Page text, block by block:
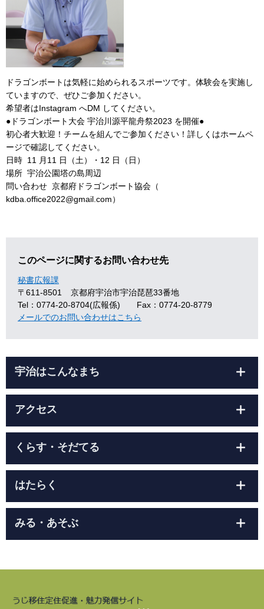
ドラゴンボートは気軽に始められるスポーツです。体験会を実施し
ていますので、ぜひご参加ください。
希望者はInstagram へDM してください。
●ドラゴンボート大会 宇治川源平龍舟祭2023 を開催●
初心者大歓迎！チームを組んでご参加ください！詳しくはホームペ
ージで確認してください。
日時 11 月11 日（土）・12 日（日）
場所 宇治公園塔の島周辺
問い合わせ 京都府ドラゴンボート協会（
kdba.office2022@gmail.com）
このページに関するお問い合わせ先
秘書広報課
〒611-8501
京都府宇治市宇治琵琶33番地
Tel：0774-20-8704(広報係)
Fax：0774-20-8779
メールでのお問い合わせはこちら
宇治はこんなまち
アクセス
くらす・そだてる
はたらく
みる・あそぶ